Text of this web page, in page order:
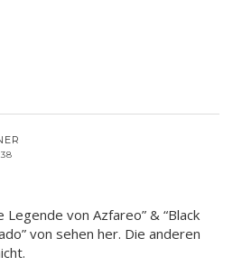
Legende von Azfareo” & “Black
von sehen her. Die anderen